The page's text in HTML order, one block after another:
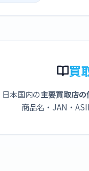
MFD34J/A
買
日本国内の主要買取店
商品名・JAN・